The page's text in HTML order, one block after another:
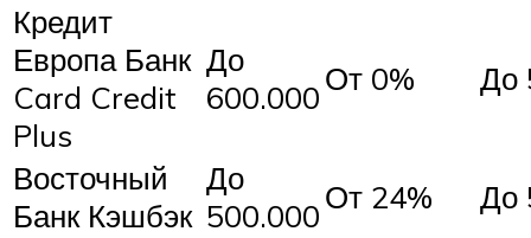
Кредит
Европа Банк
Card Credit
Plus
До
600.000От 0% До
Восточный
Банк Кэшбэк
До
500.000От 24%
До